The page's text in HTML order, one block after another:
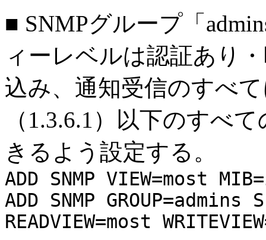
■ SNMPグループ「
ィーレベルは認証あり
込み、通知受信のすべ
（1.3.6.1）以下のすべ
きるよう設定する。
ADD SNMP VIEW=most
ADD SNMP GROUP=admins
READVIEW=most